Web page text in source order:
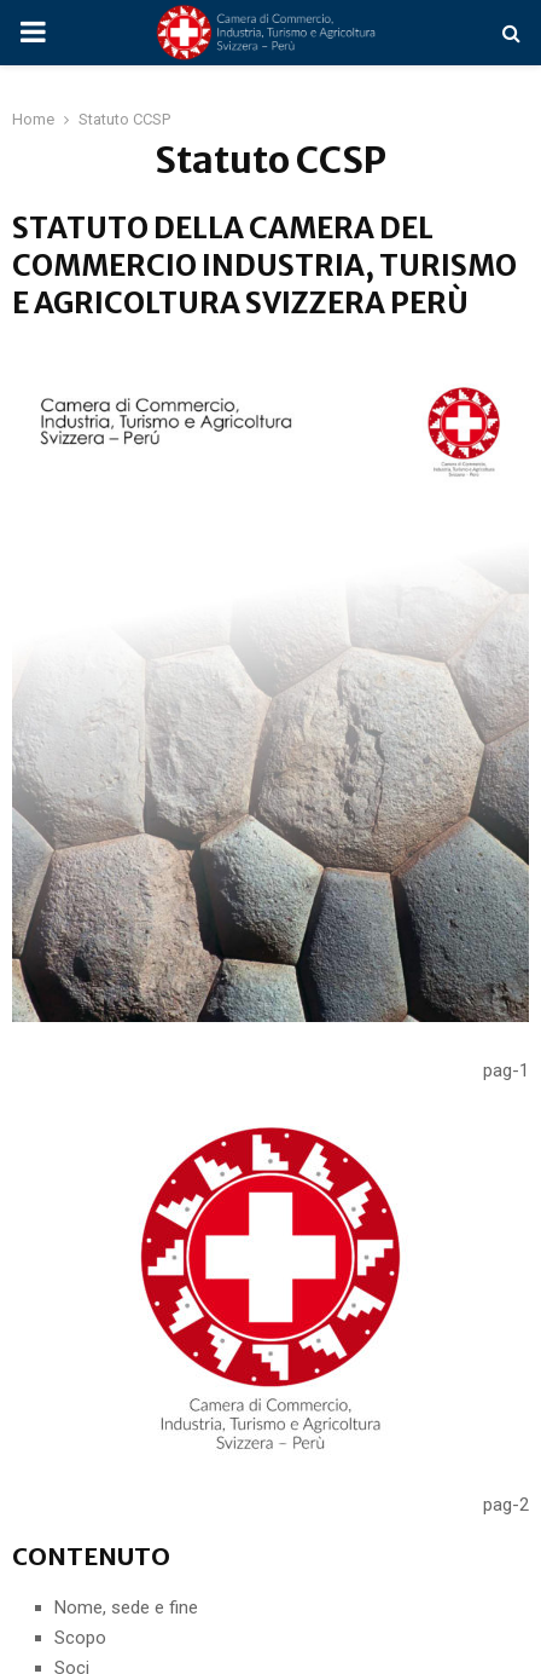
PRIMARY
Home Statuto CCSP
Statuto CCSP
STATUTO DELLA CAMERA DEL
COMMERCIO INDUSTRIA, TURISMO
E AGRICOLTURA SVIZZERA PERÙ
pag-1
pag-2
CONTENUTO
Nome, sede e fine
Scopo
Soci